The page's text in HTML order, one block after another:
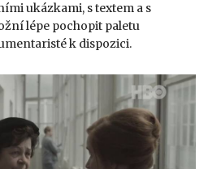
ukázkami, s textem a s
lépe pochopit paletu
k dispozici.